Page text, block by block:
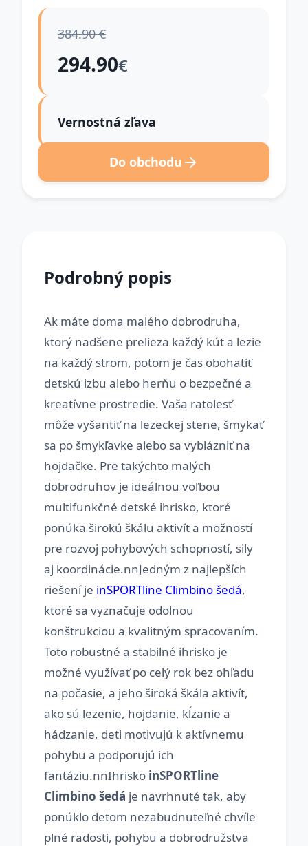
384.90 €
294.90€
Vernostná zľava
Do obchodu
Podrobný popis
Ak máte doma malého dobrodruha,
ktorý nadšene prelieza každý kút a lezie
na každý strom, potom je čas obohatiť
detskú izbu alebo herňu o bezpečné a
kreatívne prostredie. Vaša ratolesť
môže vyšantiť na lezeckej stene, šmykať
sa po šmykľavke alebo sa vyblázniť na
hojdačke. Pre takýchto malých
dobrodruhov je ideálnou voľbou
multifunkčné detské ihrisko, ktoré
ponúka širokú škálu aktivít a možností
pre rozvoj pohybových schopností, sily
aj koordinácie.nnJedným z najlepších
riešení je inSPORTline Climbino šedá,
ktoré sa vyznačuje odolnou
konštrukciou a kvalitným spracovaním.
Toto robustné a stabilné ihrisko je
možné využívať po celý rok bez ohľadu
na počasie, a jeho široká škála aktivít,
ako sú lezenie, hojdanie, kĺzanie a
hádzanie, deti motivujú k aktívnemu
pohybu a podporujú ich
fantáziu.nnIhrisko inSPORTline
Climbino šedá je navrhnuté tak, aby
ponúklo detom nezabudnuteľné chvíle
plné radosti, pohybu a dobrodružstva